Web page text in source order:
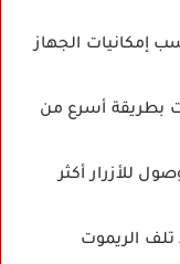
إمكانيات الجهاز
بطريقة أسرع من
للأزرار أكثر
تلف الريموت